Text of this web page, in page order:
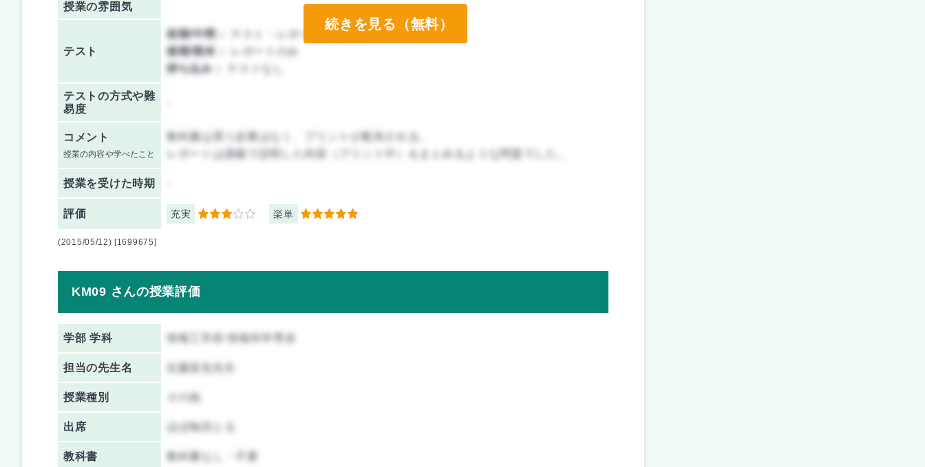
授業の雰囲気
テスト
前期/中間：
テスト・レポート両方なし
後期/期末：
レポートのみ
持ち込み：
テストの方式や難
易度
コメント
授業の内容や学べたこと
教科書は買う必要はなく、プリントが配布される。
レポートは講義で説明した内容（プリント中）をまとめるような問題でした。
授業を受けた時期
評価 充実 3 楽単 5
続きを見る（無料）
(2015/05/12) [1699675]
KM09 さんの授業評価
学部 学科 情報工学府 情報科学専攻
担当の先生名 近藤直也先生
授業種別 その他
出席 ほぼ毎回とる
教科書 教科書なし・不要